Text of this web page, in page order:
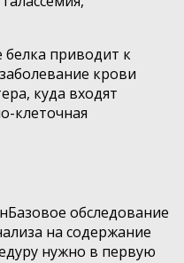
приводит к
крови
куда входят
клеточная
Базовое обследование
на содержание
нужно в первую